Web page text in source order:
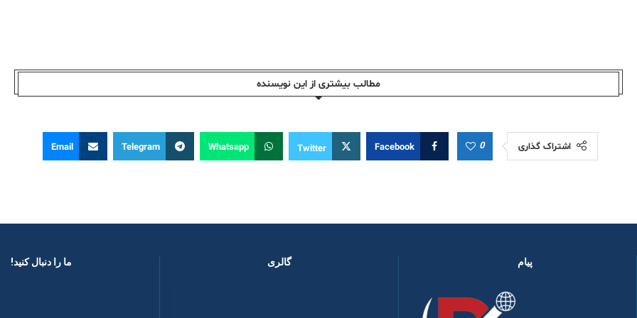
مطالب بیشتری از این نویسندە
اشتراک گذاری 0
Facebook
Twitter
Whatsapp
Telegram
Email
پیام گالری ما را دنبال کنید! ​